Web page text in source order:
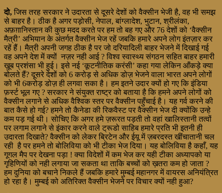
दो, जिस तरह सरकार ने उदारता से दूसरे देशों को वैक्सीन भेजी है, वह भी समझ
से बाहर है। ठीक है अगर पड़ोसी, नेपाल, बांग्लादेश, भुटान, श्रीलंका,
अफ़ग़ानिस्तान की कुछ मदद करते पर हम तो बह गए और 76 देशों को ‘वैक्सीन
मैत्री’ अभियान के अंतर्गत वैक्सीन भेज रहें जबकि हमारे अपने लोग इंतज़ार कर
रहें हैं। मैत्री अपनी जगह ठीक है पर जो दरियादिली बाहर भेजने में दिखाई गई
वह अपने देश में क्यों नज़र नही आई ? विश्व स्वास्थ्य संगठन सहित बाहर हमारी
ख़ूब प्रशंसा भी हुई। इसे नई ‘कूटनीतिक करंसी’ कहा गया लेकिन आँकड़े क्या
बोलते हैं? दूसरे देशों को 6 करोड़ से अधिक डोज़ भेजने वाला भारत अपने लोगों
को भी 6करोड़ डोज़ ही लगवा सका है। हम इतने उदार क्यों हो गए कि इंडिया
फ़र्स्ट भूल गए ? सरकार ने संयुक्त राष्ट्र को बताया है कि हमने अपने लोगों को
वैक्सीन लगाने से अधिक वैश्विक स्तर पर वैक्सीन पहुँचाई है। यह गर्व करने की
बात कैसे हो गई? हमने तो कैनेडा की रिकवैस्ट पर वैक्सीन भेज दी क्योंकि उन्हे
कम पड़ गई थी। सोचिए कि अगर हमे ज़रूरत पड़ती तो वहां खालिस्तानी तत्वों
पर लगाम लगाने से इंकार करने वाले ट्रूडो साहिब हमारे प्रति भी इतनी ही
उदारता दिखाते? वैक्सीन को लेकर ब्रिटेन और ईयू में ज़बरदस्त खींचातानी चल
रही है पर हमने तो बोलिविया को भी टीका भेज दिया। यह बोलिविया है कहाँ, यह
गूगल मैप पर देखना पड़ा ! क्या विदेशों में कम भेज कर यही टीका अध्यापको या
गृहिणियों को नही लगाया जा सकता था ताकि बच्चों को ख़तरा कम हो जाता ?
हम दुनिया को बचाने निकले हैं जबकि हमारे मुम्बई महानगर में वायरस अनियंत्रित
हो रहा है। मुम्बई को अतिरिक्त वैक्सीन भेजने पर विचार क्यों नही हुआ?